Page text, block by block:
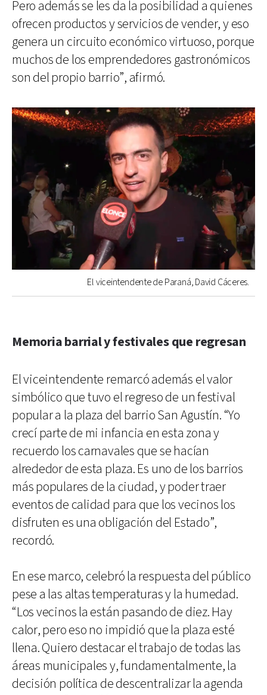
Pero además se les da la posibilidad a quienes
ofrecen productos y servicios de vender, y eso
genera un circuito económico virtuoso, porque
muchos de los emprendedores gastronómicos
son del propio barrio”, afirmó.
El viceintendente de Paraná, David Cáceres.
Memoria barrial y festivales que regresan
El viceintendente remarcó además el valor
simbólico que tuvo el regreso de un festival
popular a la plaza del barrio San Agustín. “Yo
crecí parte de mi infancia en esta zona y
recuerdo los carnavales que se hacían
alrededor de esta plaza. Es uno de los barrios
más populares de la ciudad, y poder traer
eventos de calidad para que los vecinos los
disfruten es una obligación del Estado”,
recordó.
En ese marco, celebró la respuesta del público
pese a las altas temperaturas y la humedad.
“Los vecinos la están pasando de diez. Hay
calor, pero eso no impidió que la plaza esté
llena. Quiero destacar el trabajo de todas las
áreas municipales y, fundamentalmente, la
decisión política de descentralizar la agenda